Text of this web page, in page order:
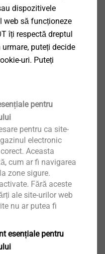
autoforant FD21R
produs
FDM2
produs
produs
dispozitivele
web să funcționeze
îți respectă dreptul
puteți decide
uri. Puteți
pentru
pentru ca site-
electronic
Aceasta
cum ar fi navigarea
zone sigure.
Fără aceste
ale site-urilor web
nu ar putea fi
esențiale pentru